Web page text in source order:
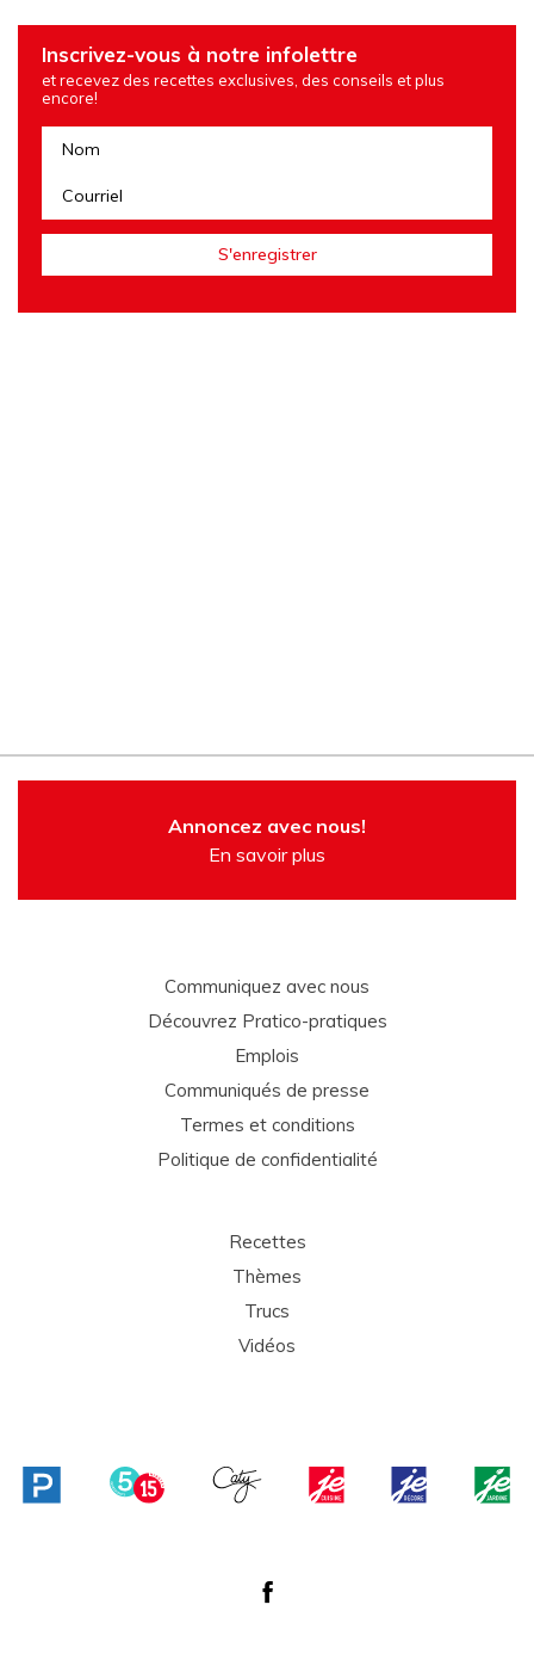
Inscrivez-vous à notre infolettre
et recevez des recettes exclusives, des conseils et plus
encore!
Annoncez avec nous!
En savoir plus
Communiquez avec nous
Découvrez Pratico-pratiques
Emplois
Communiqués de presse
Termes et conditions
Politique de confidentialité
Recettes
Thèmes
Trucs
Vidéos